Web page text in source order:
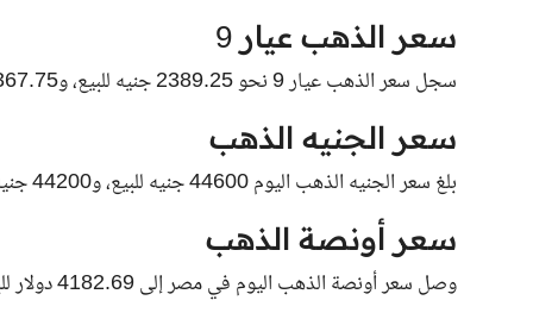
سعر الذهب عيار 9
سجل سعر الذهب عيار 9 نحو 2389.25 جنيه للبيع، و2367.75 جنيه للشراء.
سعر الجنيه الذهب
بلغ سعر الجنيه الذهب اليوم 44600 جنيه للبيع، و44200 جنيه للشراء.
سعر أونصة الذهب
وصل سعر أونصة الذهب اليوم في مصر إلى 4182.69 دولار للبيع، و4182.12 دولار للشراء.